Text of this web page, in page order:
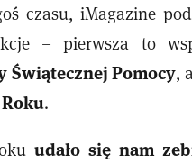
czasu, iMagazine
– pierwsza to
Świątecznej Pomocy,
.
udało się nam